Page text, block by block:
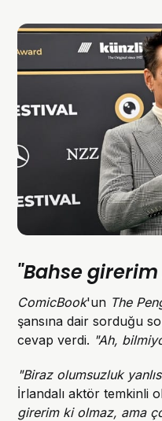
"Bahse
ComicBook'un The
şansına dair sorduğu
cevap verdi. "Ah,
"Biraz olumsuzluk
İrlandalı aktör temkinli
girerim ki olmaz, ama